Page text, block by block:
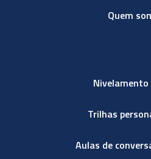
Quem
Nivelamento
Trilhas
Aulas de